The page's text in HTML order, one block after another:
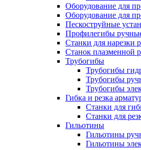
Оборудование для
Оборудование для
Пескоструйные
Профилегибы
Станки для нарезки
Станок плазменной
Трубогибы
Трубогибы
Трубогибы
Трубогибы
Гибка и резка
Станки для
Станки для
Гильотины
Гильотины
Гильотины